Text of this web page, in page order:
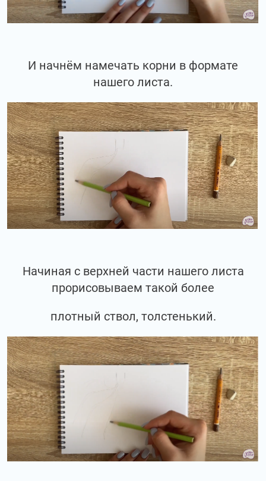
И начнём намечать корни в формате
нашего листа.
Начиная с верхней части нашего листа
прорисовываем такой более
плотный ствол, толстенький.